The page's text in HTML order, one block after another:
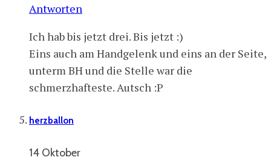
Antworten
Ich hab bis jetzt drei. Bis jetzt :)
Eins auch am Handgelenk und eins an der Seite,
unterm BH und die Stelle war die
schmerzhafteste. Autsch :P
herzballon
14 Oktober